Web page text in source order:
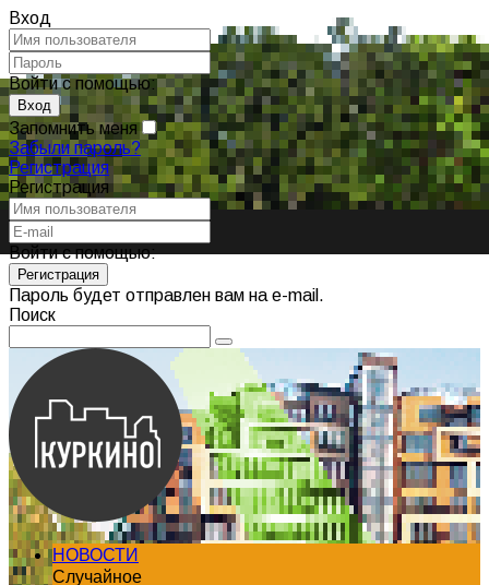
Вход
Войти с помощью:
Запомнить меня
Забыли пароль?
Регистрация
Регистрация
Войти с помощью:
Пароль будет отправлен вам на e-mail.
Поиск
НОВОСТИ
Случайное